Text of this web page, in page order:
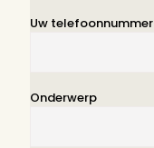
Uw telefoonnummer
Onderwerp